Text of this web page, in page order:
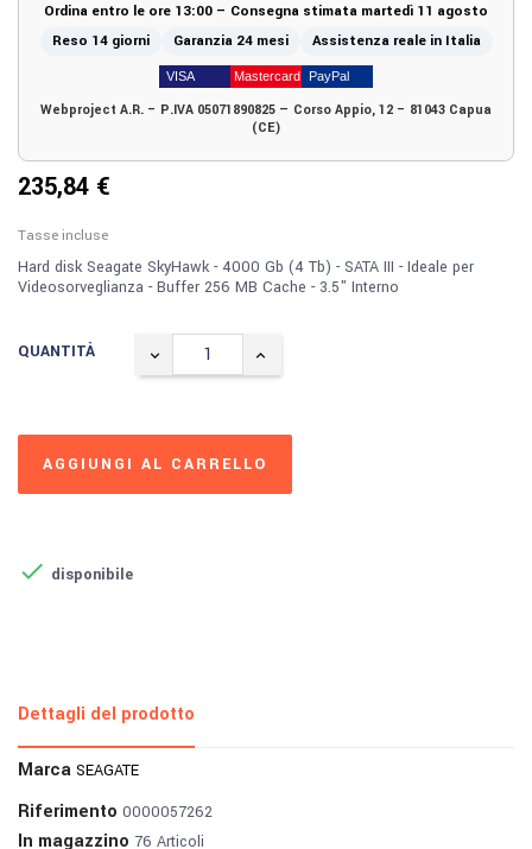
Ordina entro le ore 13:00 – Consegna stimata martedì 11 agosto
Reso 14 giorni
Garanzia 24 mesi Assistenza reale in Italia
Webproject A.R. – P.IVA 05071890825 — Corso Appio, 12 – 81043 Capua
(CE)
235,84 €
Tasse incluse
Hard disk Seagate SkyHawk - 4000 Gb (4 Tb) - SATA III - Ideale per
Videosorveglianza - Buffer 256 MB Cache - 3.5" Interno
QUANTITÀ
AGGIUNGI AL CARRELLO
 disponibile
Dettagli del prodotto
Marca SEAGATE
Riferimento 0000057262
In magazzino 76 Articoli